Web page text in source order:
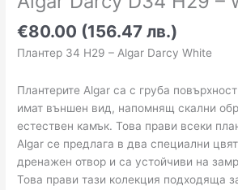
€80.00 (156.47 лв.)
Плантер 34 Н29 – Algar Darcy White
Плантерите Algar са с груба
имат външен вид, напомнящ скални
естествен камък. Това прави всеки
Algar се предлага в два специални
дренажен отвор и са устойчиви на
Това прави тази колекция подходяща